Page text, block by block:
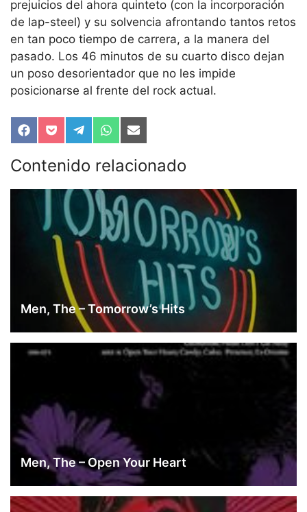
prejuicios del ahora quinteto (con la incorporación
de lap-steel) y su solvencia afrontando tantos retos
en tan poco tiempo de carrera, a la manera del
pasado. Los 46 minutos de su cuarto disco dejan
un poso desorientador que no les impide
posicionarse al frente del rock actual.
Compartir
en
Facebook
Compartir
en
Pocket
Compartir
en
Telegram
Compartir
en
WhatsApp
Compartir
en
Email
Contenido relacionado
Men, The – Tomorrow’s Hits
Men, The – Open Your Heart